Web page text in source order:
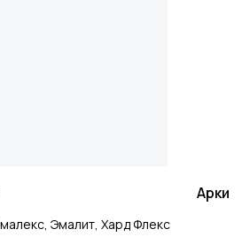
Эмалит, Хард Флекс
Арки